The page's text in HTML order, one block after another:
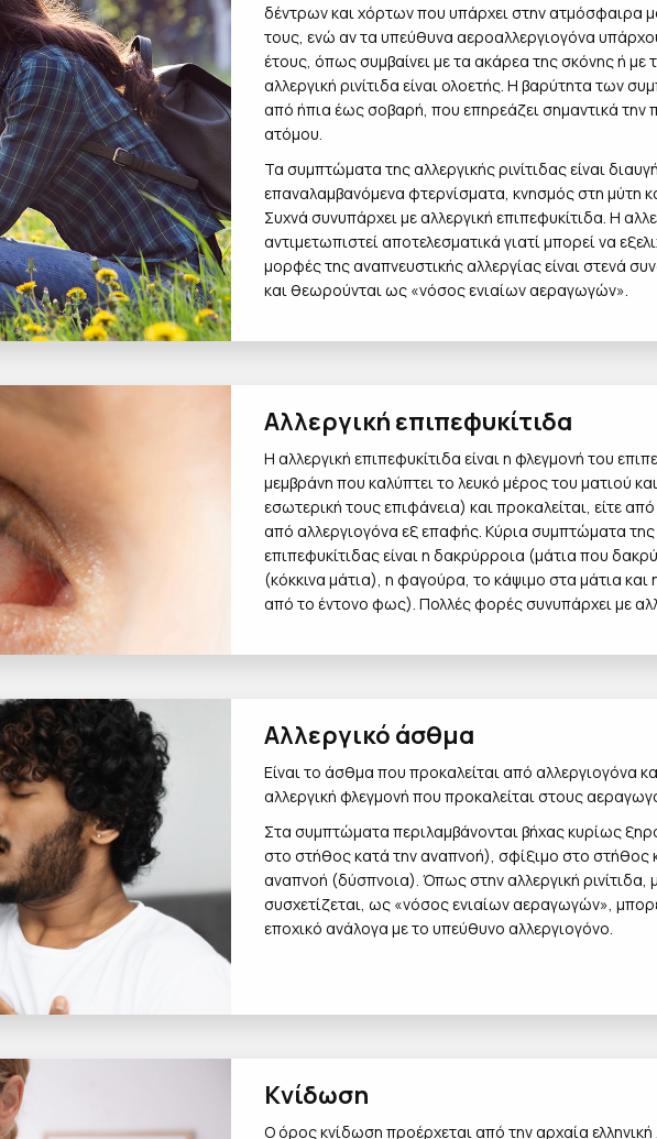
δέντρων και χόρτων που υπάρχει στην ατμόσφαιρα
τους, ενώ αν τα υπεύθυνα αεροαλλεργιογόνα
έτους, όπως συμβαίνει με τα ακάρεα της σκόνης ή με
αλλεργική ρινίτιδα είναι ολοετής. Η βαρύτητα των
από ήπια έως σοβαρή, που επηρεάζει σημαντικά την
ατόμου.
Τα συμπτώματα της αλλεργικής ρινίτιδας είναι
επαναλαμβανόμενα φτερνίσματα, κνησμός στη μύτη
Συχνά συνυπάρχει με αλλεργική επιπεφυκίτιδα. Η
αντιμετωπιστεί αποτελεσματικά γιατί μπορεί να
μορφές της αναπνευστικής αλλεργίας είναι στενά
και θεωρούνται ως «νόσος ενιαίων αεραγωγών».
Αλλεργική επιπεφυκίτιδα
Η αλλεργική επιπεφυκίτιδα είναι η φλεγμονή του
μεμβράνη που καλύπτει το λευκό μέρος του ματιού
εσωτερική τους επιφάνεια) και προκαλείται, είτε
από αλλεργιογόνα εξ επαφής. Κύρια συμπτώματα της
επιπεφυκίτιδας είναι η δακρύρροια (μάτια που
(κόκκινα μάτια), η φαγούρα, το κάψιμο στα μάτια
από το έντονο φως). Πολλές φορές συνυπάρχει με
Αλλεργικό άσθμα
Είναι το άσθμα που προκαλείται από αλλεργιογόνα
αλλεργική φλεγμονή που προκαλείται στους
Στα συμπτώματα περιλαμβάνονται βήχας κυρίως
στο στήθος κατά την αναπνοή), σφίξιμο στο στήθος
αναπνοή (δύσπνοια). Όπως στην αλλεργική ρινίτιδα,
συσχετίζεται, ως «νόσος ενιαίων αεραγωγών»,
εποχικό ανάλογα με το υπεύθυνο αλλεργιογόνο.
Κνίδωση
Ο όρος κνίδωση προέρχεται από την αρχαία ελληνική